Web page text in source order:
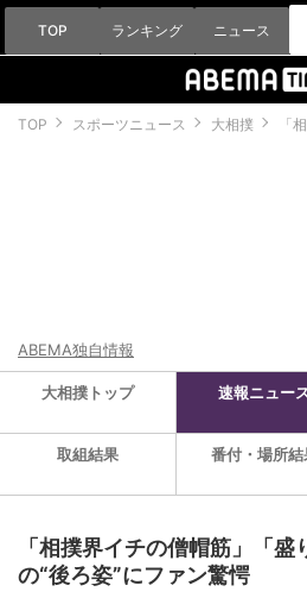
TOP ランキング ニュース
TOP スポーツニュース 大相撲 「
ABEMA独自情報
大相撲トップ 速報ニュー
取組結果 番付・場所結
「相撲界イチの僧帽筋」「
の“後ろ姿”にファン驚愕